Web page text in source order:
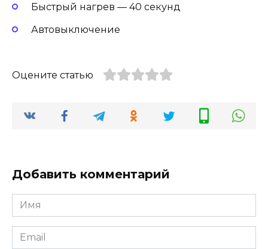
Быстрый нагрев — 40 секунд
Автовыключение
Оцените статью
Добавить комментарий
Имя
Email